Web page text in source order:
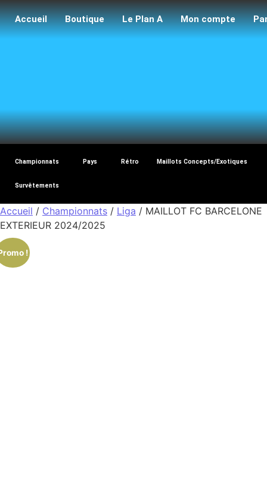
Accueil Boutique Le Plan A Mon compte
Championnats Pays Rétro Maillots Concepts/Exotiques
Survêtements
Accueil / Championnats / Liga / MAILLOT FC BARCELONE
EXTERIEUR 2024/2025
!